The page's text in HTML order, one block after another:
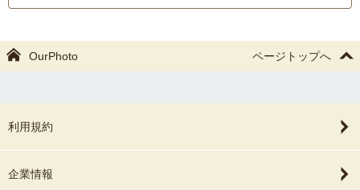
OurPhoto ページトップへ
利用規約
企業情報